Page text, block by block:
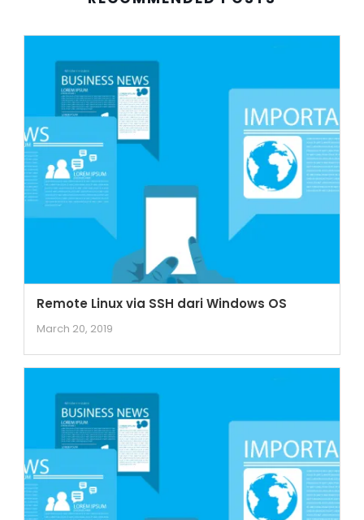
Remote Linux via SSH dari Windows OS
March 20, 2019